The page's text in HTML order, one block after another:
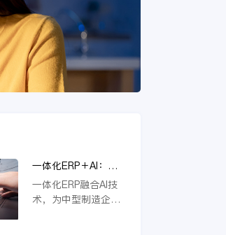
一体化ERP＋AI：中
型制造企业突破内卷
的新路径
一体化ERP融合AI技
术，为中型制造企业